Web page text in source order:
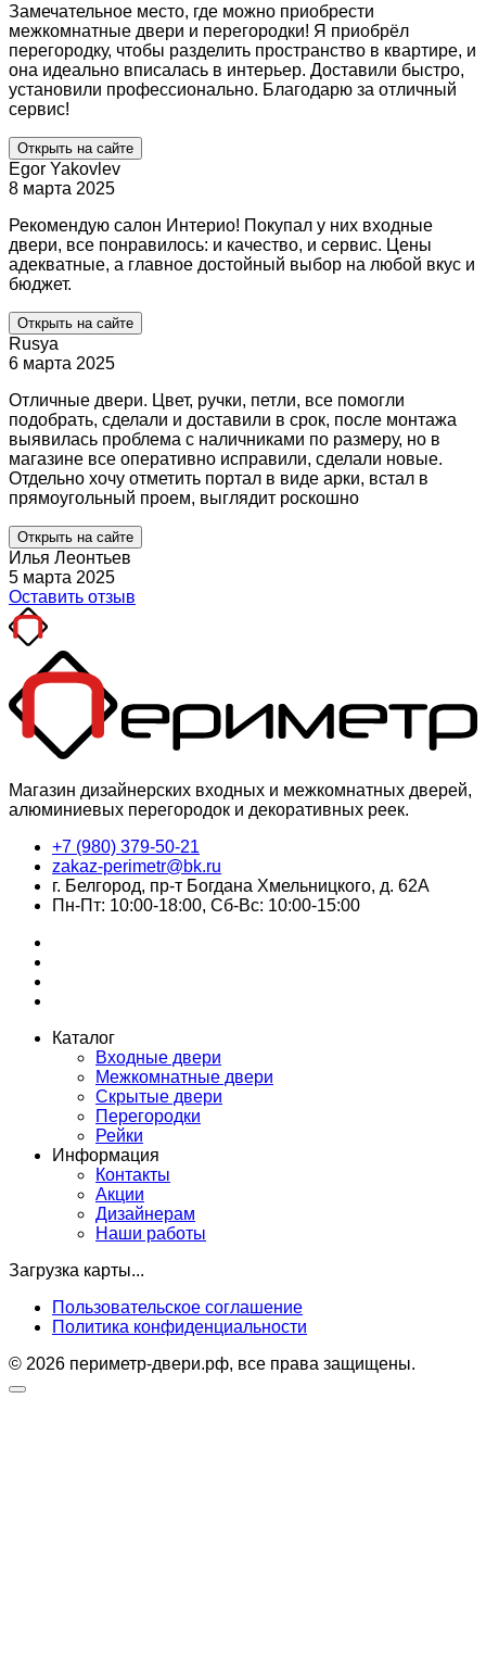
Замечательное место, где можно приобрести
межкомнатные двери и перегородки! Я приобрёл
перегородку, чтобы разделить пространство в квартире, и
она идеально вписалась в интерьер. Доставили быстро,
установили профессионально. Благодарю за отличный
сервис!
Открыть на сайте
Egor Yakovlev
8 марта 2025
Рекомендую салон Интерио! Покупал у них входные
двери, все понравилось: и качество, и сервис. Цены
адекватные, а главное достойный выбор на любой вкус и
бюджет.
Открыть на сайте
Rusya
6 марта 2025
Отличные двери. Цвет, ручки, петли, все помогли
подобрать, сделали и доставили в срок, после монтажа
выявилась проблема с наличниками по размеру, но в
магазине все оперативно исправили, сделали новые.
Отдельно хочу отметить портал в виде арки, встал в
прямоугольный проем, выглядит роскошно
Открыть на сайте
Илья Леонтьев
5 марта 2025
Оставить отзыв
Магазин дизайнерских входных и межкомнатных дверей,
алюминиевых перегородок и декоративных реек.
+7 (980) 379-50-21
zakaz-perimetr@bk.ru
г. Белгород, пр-т Богдана Хмельницкого, д. 62А
Пн-Пт: 10:00-18:00, Сб-Вс: 10:00-15:00
Каталог
Входные двери
Межкомнатные двери
Скрытые двери
Перегородки
Рейки
Информация
Контакты
Акции
Дизайнерам
Наши работы
Загрузка карты...
Пользовательское соглашение
Политика конфиденциальности
© 2026 периметр-двери.рф, все права защищены.